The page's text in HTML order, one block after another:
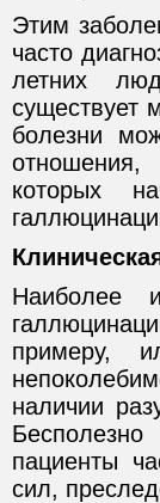
Этим
часто
летних
существует
болезни
которых
Наиболее
примеру,
наличии
пациенты
сил,